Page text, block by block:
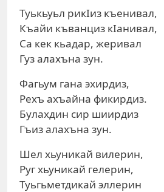
Туькьуьл рикIиз къенивал,
Къайи къванциз кIанивал,
Са кек кьадар, жеривал
Гуз алахъна зун.
Фагьум гана эхирдиз,
Рехъ ахъайна фикирдиз.
Булахдин сир шиирдиз
Гъиз алахъна зун.
Шел хьуникай вилерин,
Руг хьуникай гелерин,
Туьгьметдикай эллерин